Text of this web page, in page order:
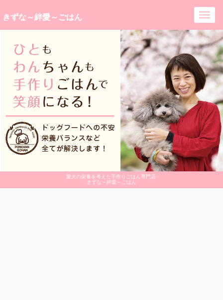
愛犬の栄養を考えた手作りごはん専門店-
きずな～絆愛～ごはん
きずな～絆愛～ごはん